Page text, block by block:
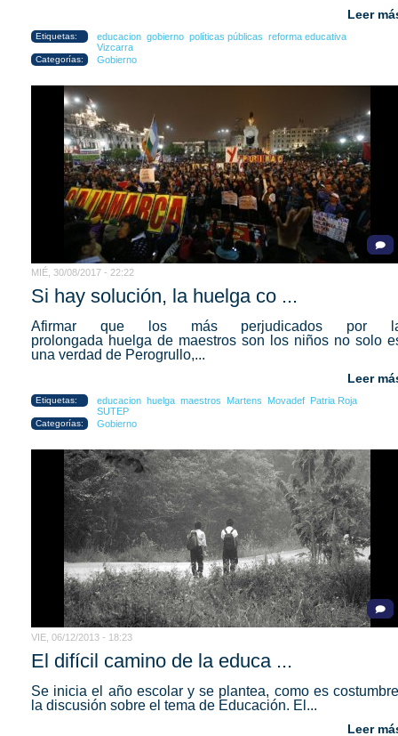
Leer
Etiquetas: educacion gobierno políticas públicas reforma educativa
Vizcarra
Categorías: Gobierno
MIÉ, 30/08/2017 - 22:22
Si hay solución, la huelga co ...
Afirmar que los más perjudicados por
prolongada huelga de maestros son los niños no solo
una verdad de Perogrullo,...
Leer
Etiquetas: educacion huelga maestros Martens Movadef
Patria Roja
SUTEP
Categorías: Gobierno
VIE, 06/12/2013 - 18:23
El difícil camino de la educa ...
Se inicia el año escolar y se plantea, como es
la discusión sobre el tema de Educación. El...
Leer